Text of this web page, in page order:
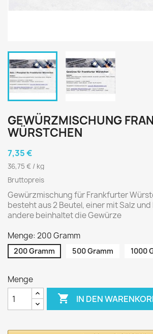
GEWÜRZMISCHUNG
WÜRSTCHEN
7,35 €
36,75 € / kg
Bruttopreis
Gewürzmischung für Frankfurter
besteht aus 2 Beutel, einer mit Salz
andere beinhaltet die Gewürze
Menge: 200 Gramm
200 Gramm 500 Gramm 1000
Menge
 IN DEN